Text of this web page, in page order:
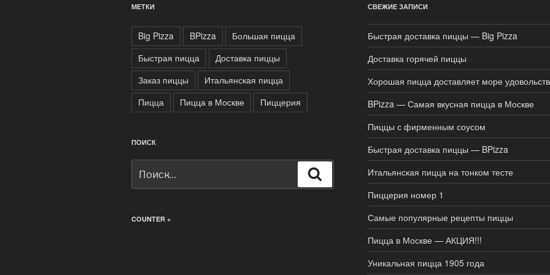
МЕТКИ
Big Pizza BPizza
Большая пицца
Быстрая пицца
Доставка пиццы
Заказ пиццы
Итальянская пицца
Пицца
Пицца в Москве Пиццерия
ПОИСК
COUNTER +
СВЕЖИЕ ЗАПИСИ
Быстрая доставка пиццы — Big Pizza
Доставка горячей пиццы
Хорошая пицца доставляет море
BPizza — Самая вкусная пицца в Москве
Пиццы с фирменным соусом
Быстрая доставка пиццы — BPizza
Итальянская пицца на тонком тесте
Пиццерия номер 1
Самые популярные рецепты пиццы
Пицца в Москве — АКЦИЯ!!!
Уникальная пицца 1905 года